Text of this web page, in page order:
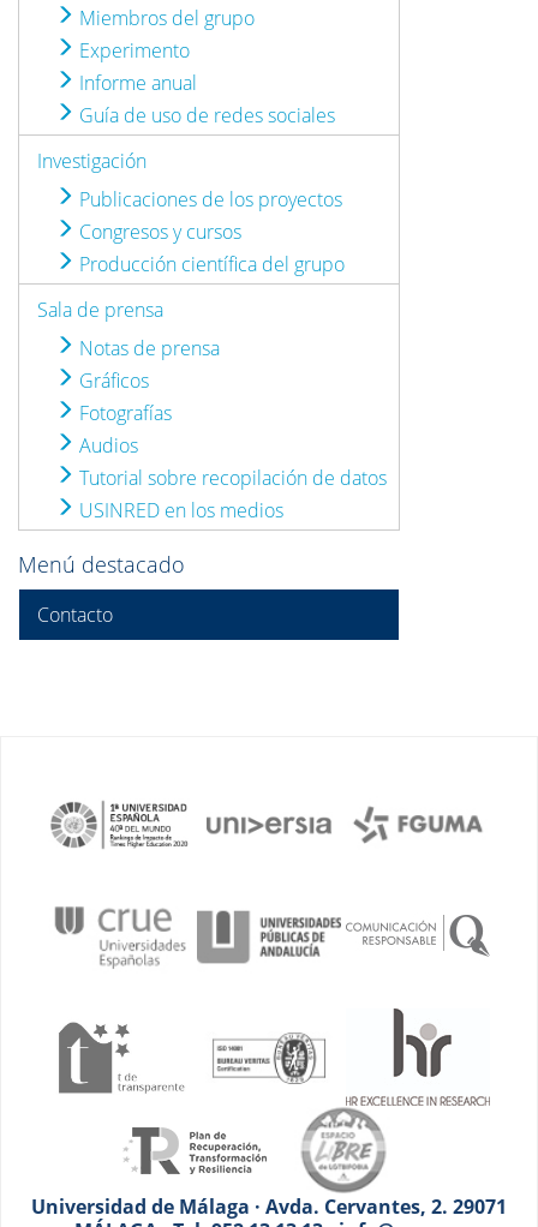
Miembros del grupo
Experimento
Informe anual
Guía de uso de redes sociales
Investigación
Publicaciones de los proyectos
Congresos y cursos
Producción científica del grupo
Sala de prensa
Notas de prensa
Gráficos
Fotografías
Audios
Tutorial sobre recopilación de datos
USINRED en los medios
Menú destacado
Contacto
Universidad de Málaga · Avda. Cervantes, 2. 29071